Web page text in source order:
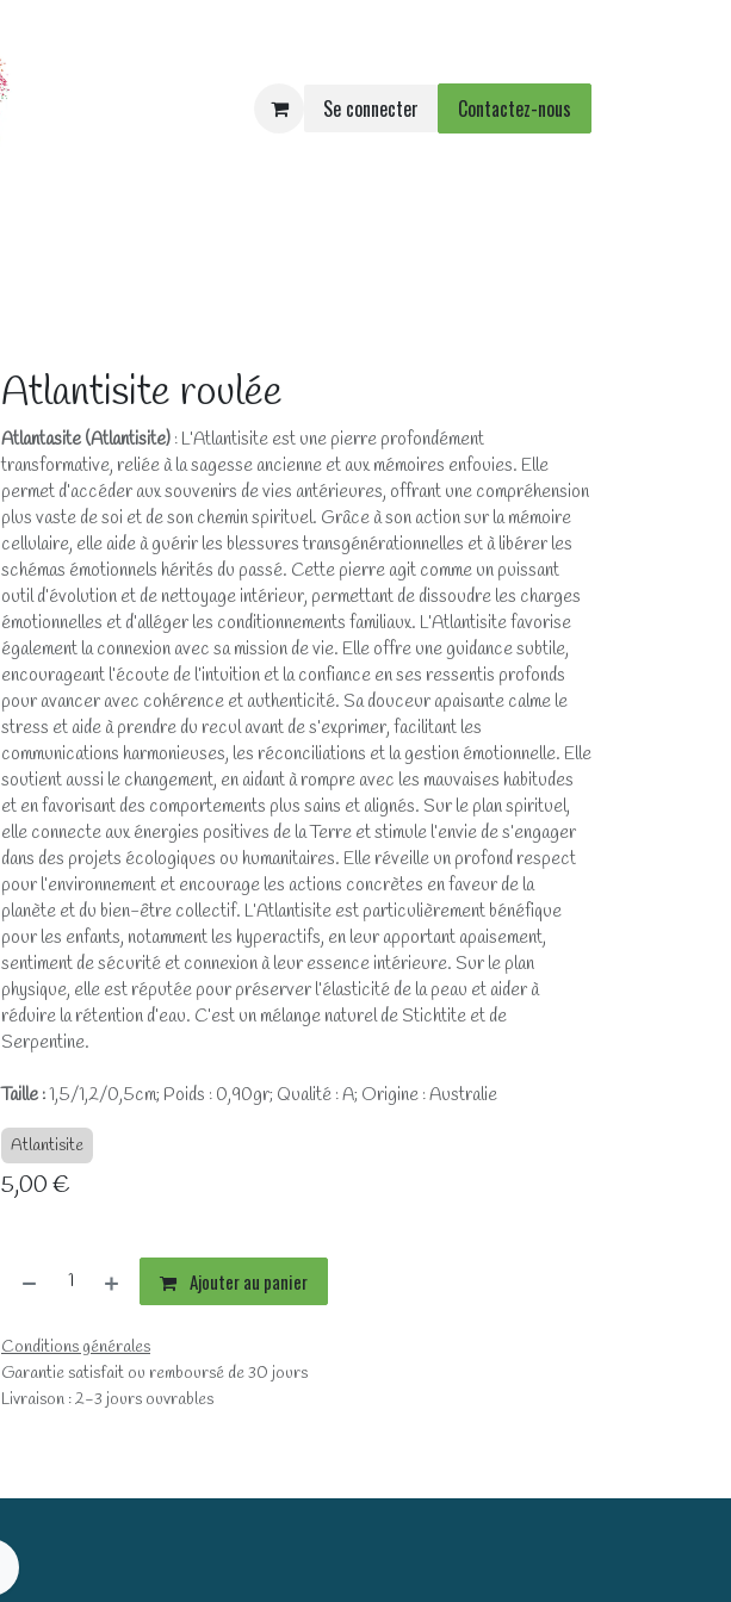
Se connecter Contactez-nous
Atlantisite roulée
Atlantasite (Atlantisite) : L’Atlantisite est une pierre profondément
transformative, reliée à la sagesse ancienne et aux mémoires enfouies. Elle
permet d’accéder aux souvenirs de vies antérieures, offrant une compréhension
plus vaste de soi et de son chemin spirituel. Grâce à son action sur la mémoire
cellulaire, elle aide à guérir les blessures transgénérationnelles et à libérer les
schémas émotionnels hérités du passé. Cette pierre agit comme un puissant
outil d’évolution et de nettoyage intérieur, permettant de dissoudre les charges
émotionnelles et d’alléger les conditionnements familiaux. L’Atlantisite favorise
également la connexion avec sa mission de vie. Elle offre une guidance subtile,
encourageant l’écoute de l’intuition et la confiance en ses ressentis profonds
pour avancer avec cohérence et authenticité. Sa douceur apaisante calme le
stress et aide à prendre du recul avant de s’exprimer, facilitant les
communications harmonieuses, les réconciliations et la gestion émotionnelle. Elle
soutient aussi le changement, en aidant à rompre avec les mauvaises habitudes
et en favorisant des comportements plus sains et alignés. Sur le plan spirituel,
elle connecte aux énergies positives de la Terre et stimule l’envie de s’engager
dans des projets écologiques ou humanitaires. Elle réveille un profond respect
pour l’environnement et encourage les actions concrètes en faveur de la
planète et du bien-être collectif. L’Atlantisite est particulièrement bénéfique
pour les enfants, notamment les hyperactifs, en leur apportant apaisement,
sentiment de sécurité et connexion à leur essence intérieure. Sur le plan
physique, elle est réputée pour préserver l’élasticité de la peau et aider à
réduire la rétention d’eau. C’est un mélange naturel de Stichtite et de
Serpentine.
Taille :1,5/1,2/0,5cm; Poids : 0,90gr; Qualité : A; Origine : Australie
Atlantisite
5,00€
Ajouter au panier
Conditions générales
Garantie satisfait ou remboursé de 30 jours
Livraison : 2-3 jours ouvrables